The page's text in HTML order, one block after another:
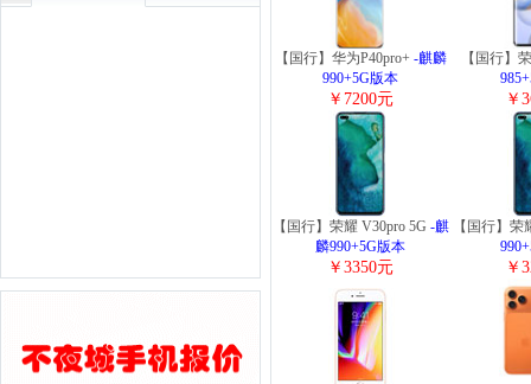
【国行】华为P40pro+ -麒麟
990+5G版本
￥7200元
【国行】
￥
【国行】荣耀 V30pro 5G -麒
麟990+5G版本
￥3350元
【国行】
￥